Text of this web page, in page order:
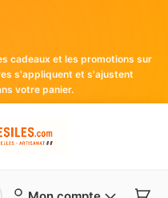
cadeaux et les promotions sur
s'appliquent et s'ajustent
votre panier.